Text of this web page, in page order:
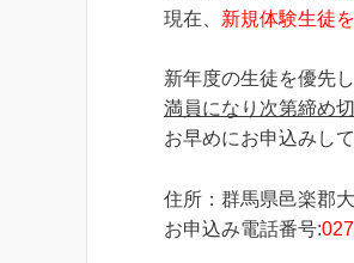
現在、 新規体験生徒
新年度の生徒を優先
満員になり次第締め
お早めにお申込みし
住所：群馬県邑楽郡
お申込み電話番号: